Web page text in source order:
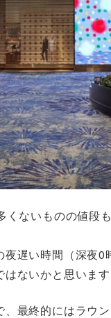
ないものの値段
遅い時間（深夜
ないかと思います
最終的にはラウン